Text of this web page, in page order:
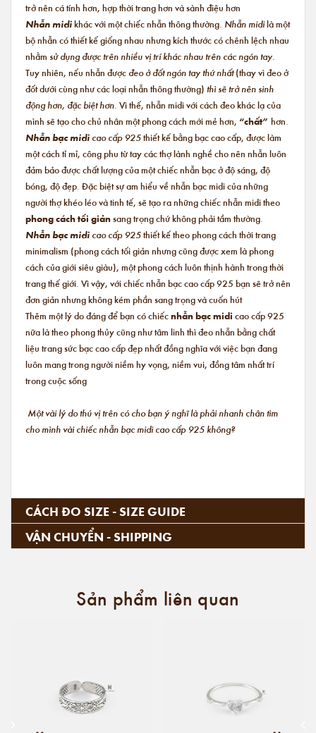
trở nên cá tính hơn, hợp thời trang hơn và sành điệu hơn
Nhẫn midikhác với một chiếc nhẫn thông thường. Nhẫn midilà một
bộ nhẫn có thiết kế giống nhau nhưng kích thước có chênh lệch nhau
nhằm sử dụng được trên nhiều vị trí khác nhau trên các ngón tay.
Tuy nhiên, nếu nhẫn được đeo ở đốt ngón tay thứ nhất(thay vì đeo ở
đốt dưới cùng như các loại nhẫn thông thường) thì sẽ trở nên sinh
động hơn, đặc biệt hơn. Vì thế, nhẫn midi với cách đeo khác lạ của
mình sẽ tạo cho chủ nhân một phong cách mới mẻ hơn, “chất” hơn.
Nhẫn bạc midi cao cấp 925thiết kế bằng bạc cao cấp, được làm
một cách tỉ mỉ, công phu từ tay các thợ lành nghề cho nên nhẫn luôn
đảm bảo được chất lượng của một chiếc nhẫn bạc ở độ sáng, độ
bóng, độ đẹp. Đặc biệt sự am hiểu về nhẫn bạc midi của những
người thợ khéo léo và tinh tế, sẽ tạo ra những chiếc nhẫn midi theo
phong cách tối giảnsang trọng chứ không phải tầm thường.
Nhẫn bạc midi cao cấp 925thiết kế theo phong cách thời trang
minimalism (phong cách tối giản nhưng cũng được xem là phong
cách của giới siêu giàu), một phong cách luôn thịnh hành trong thời
trang thế giới. Vì vậy, với chiếc nhẫn bạc cao cấp 925 bạn sẽ trở nên
đơn giản nhưng không kém phần sang trọng và cuốn hút
Thêm một lý do đáng để bạn có chiếcnhẫn bạc midi cao cấp 925
nữa là theo phong thủy cũng như tâm linh thì đeo nhẫn bằng chất
liệu trang sức bạc cao cấp đẹp nhất đồng nghĩa với việc bạn đang
luôn mang trong người niềm hy vọng, niềm vui, đồng tâm nhất trí
trong cuộc sống
Một vài lý do thú vị trên có cho bạn ý nghĩ là phải nhanh chân tìm
cho mình vài chiếc nhẫn bạc midi cao cấp 925 không?
CÁCH ĐO SIZE - SIZE GUIDE
VẬN CHUYỂN - SHIPPING
Sản phẩm liên quan